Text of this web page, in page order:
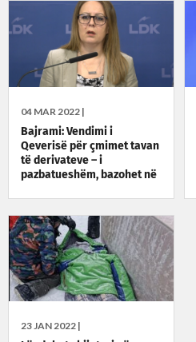
04 MAR 2022 |
Bajrami: Vendimi i
Qeverisë për çmimet tavan
të derivateve – i
pazbatueshëm, bazohet në
23 JAN 2022 |